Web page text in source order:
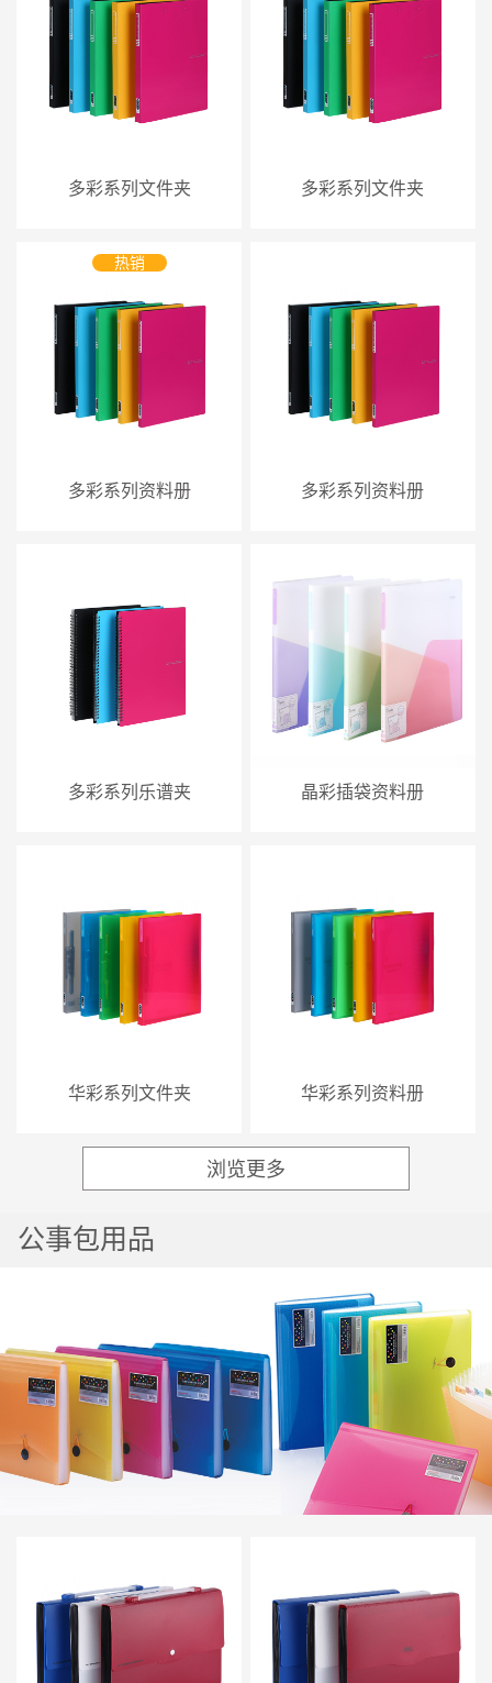
多彩系列文件夹 多彩系列文件夹
热销
多彩系列资料册 多彩系列资料册
多彩系列乐谱夹 晶彩插袋资料册
华彩系列文件夹 华彩系列资料册
浏览更多
公事包用品